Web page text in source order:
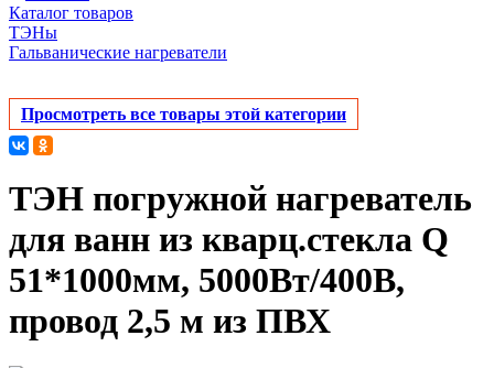
Каталог товаров
ТЭНы
Гальванические нагреватели
Просмотреть все товары этой категории
ТЭН погружной нагреватель
для ванн из кварц.стекла Q
51*1000мм, 5000Вт/400В,
провод 2,5 м из ПВХ